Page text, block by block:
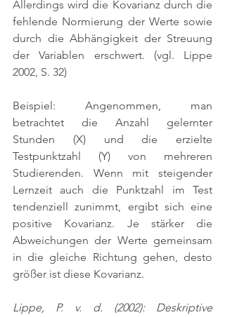
Allerdings wird die Kovarianz durch die
fehlende Normierung der Werte sowie
durch die Abhängigkeit der Streuung
der Variablen erschwert. (vgl. Lippe
2002, S. 32)
Beispiel: Angenommen, man
betrachtet die Anzahl gelernter
Stunden (X) und die erzielte
Testpunktzahl (Y) von mehreren
Studierenden. Wenn mit steigender
Lernzeit auch die Punktzahl im Test
tendenziell zunimmt, ergibt sich eine
positive Kovarianz. Je stärker die
Abweichungen der Werte gemeinsam
in die gleiche Richtung gehen, desto
größer ist diese Kovarianz.
Lippe, P. v. d. (2002): Deskriptive